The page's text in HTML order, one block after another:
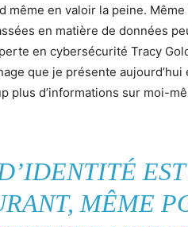
même en valoir la peine.
en matière de données
en cybersécurité Tracy
que je présente
plus d’informations sur moi-
MÊME